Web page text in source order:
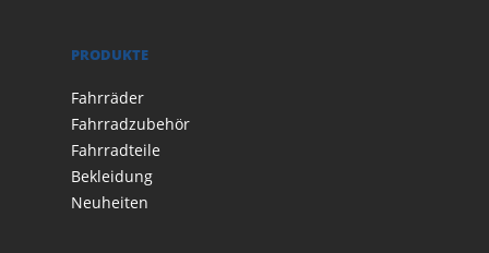
PRODUKTE
Fahrräder
Fahrradzubehör
Fahrradteile
Bekleidung
Neuheiten